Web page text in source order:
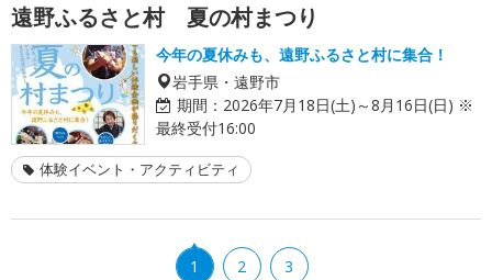
遠野ふるさと村 夏の村まつり
今年の夏休みも、遠野ふるさと村に集合！
岩手県・遠野市
期間： 2026年7月18日(土)～8月16日(日) ※
最終受付16:00
体験イベント・アクティビティ
1 2 3